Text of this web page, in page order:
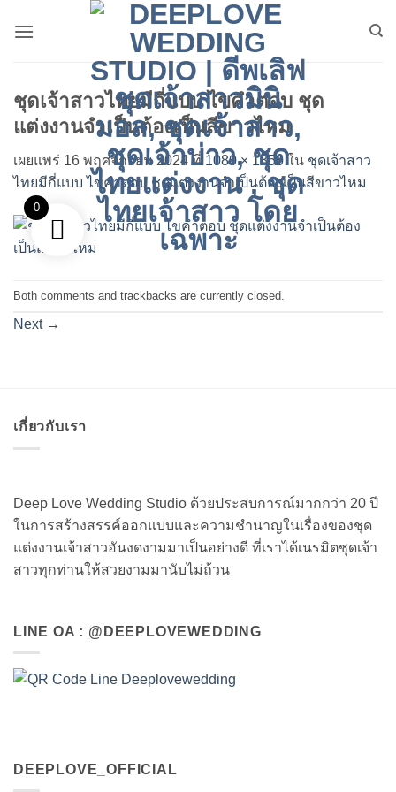
ชุดเจ้าสาวไทยมีกี่แบบ ไขคำตอบ ชุด
แต่งงานจำเป็นต้องเป็นสีขาวไหม
เผยแพร่ 16 พฤศจิกายน 2024ที่ 1080 × 1350 ใน ชุดเจ้าสาว
ไทยมีกี่แบบ ไขคำตอบ ชุดแต่งงานจำเป็นต้องเป็นสีขาวไหม
Both comments and trackbacks are currently closed.
Next →
เกี่ยวกับเรา
Deep Love Wedding Studio ด้วยประสบการณ์มากกว่า 20 ปี
ในการสร้างสรรค์ออกแบบและความชำนาญในเรื่องของชุด
แต่งงานเจ้าสาวอันงดงามมาเป็นอย่างดี ที่เราได้เนรมิตชุดเจ้า
สาวทุกท่านให้สวยงามมานับไม่ถ้วน
LINE OA : @DEEPLOVEWEDDING
DEEPLOVE_OFFICIAL
0